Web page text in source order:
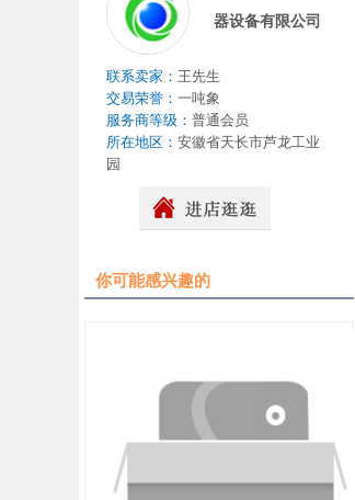
器设备有限公司
联系卖家： 王先生
交易荣誉： 一吨象
服务商等级： 普通会员
所在地区： 安徽省天长市芦龙工业
园
你可能感兴趣的